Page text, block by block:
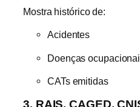
Mostra histórico de:
Acidentes
Doenças
CATs emitidas